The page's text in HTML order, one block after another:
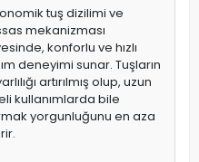
tuş dizilimi ve
mekanizması
konforlu ve hızlı
deneyimi sunar. Tuşların
artırılmış olup, uzun
kullanımlarda bile
yorgunluğunu en aza